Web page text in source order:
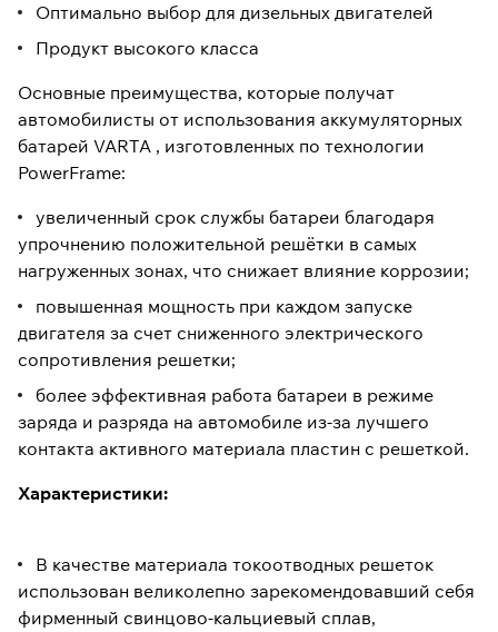
Оптимально выбор для дизельных двигателей
Продукт высокого класса
Основные преимущества, которые получат
автомобилисты от использования аккумуляторных
батарей VARTA , изготовленных по технологии
PowerFrame:
увеличенный срок службы батареи благодаря
упрочнению положительной решётки в самых
нагруженных зонах, что снижает влияние коррозии;
повышенная мощность при каждом запуске
двигателя за счет сниженного электрического
сопротивления решетки;
более эффективная работа батареи в режиме
заряда и разряда на автомобиле из-за лучшего
контакта активного материала пластин с решеткой.
Характеристики:
В качестве материала токоотводных решеток
использован великолепно зарекомендовавший себя
фирменный свинцово-кальциевый сплав,